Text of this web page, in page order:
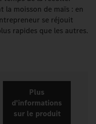
moisson de maïs : en
se réjouit
rapides que les autres.
Plus
d'informations
sur le produit